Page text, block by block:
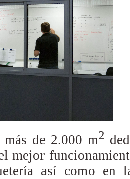
más de 2.000 m2
mejor
así como en